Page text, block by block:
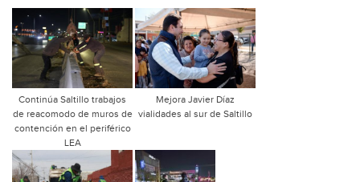
Continúa Saltillo trabajos
de reacomodo de muros de
contención en el periférico
LEA
Mejora Javier Díaz
vialidades al sur de Saltillo